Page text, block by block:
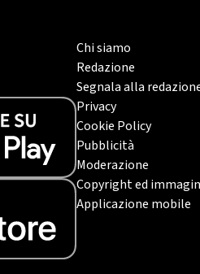
Chi siamo
Redazione
Segnala alla
Privacy
Cookie Policy
Pubblicità
Moderazione
Copyright ed
Applicazione mobile